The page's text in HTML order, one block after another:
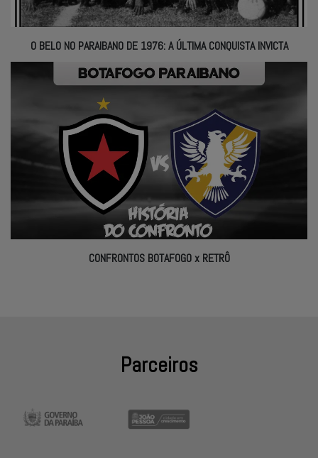
O BELO NO PARAIBANO DE 1976: A ÚLTIMA CONQUISTA INVICTA
CONFRONTOS BOTAFOGO x RETRÔ
Parceiros